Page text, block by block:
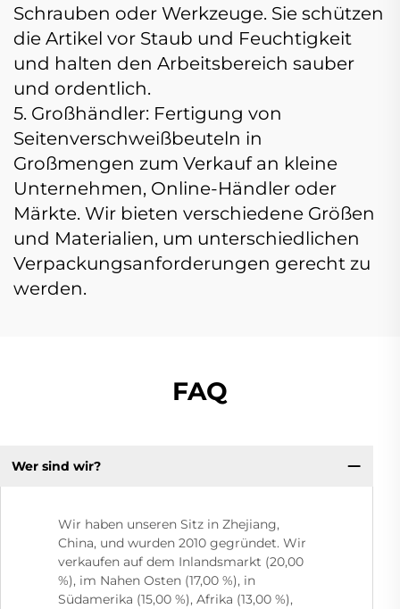
Schrauben oder Werkzeuge. Sie schützen
die Artikel vor Staub und Feuchtigkeit
und halten den Arbeitsbereich sauber
und ordentlich.
5. Großhändler: Fertigung von
Seitenverschweißbeuteln in
Großmengen zum Verkauf an kleine
Unternehmen, Online-Händler oder
Märkte. Wir bieten verschiedene Größen
und Materialien, um unterschiedlichen
Verpackungsanforderungen gerecht zu
werden.
FAQ
Wer sind wir?
Wir haben unseren Sitz in Zhejiang,
China, und wurden 2010 gegründet. Wir
verkaufen auf dem Inlandsmarkt (20,00
%), im Nahen Osten (17,00 %), in
Südamerika (15,00 %), Afrika (13,00 %),